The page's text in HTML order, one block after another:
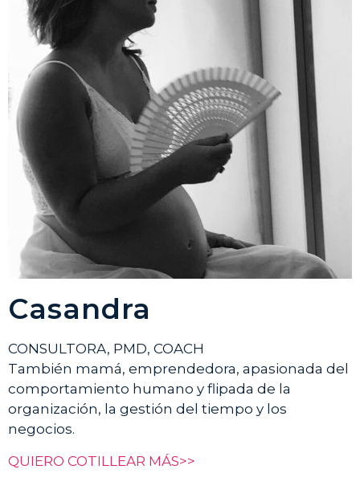
Casandra
CONSULTORA, PMD, COACH
También mamá, emprendedora, apasionada del
comportamiento humano y flipada de la
organización, la gestión del tiempo y los
negocios.
QUIERO COTILLEAR MÁS>>